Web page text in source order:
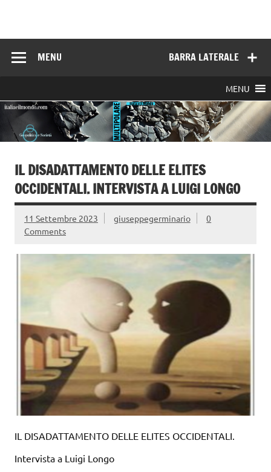
BARRA LATERALE
MENU
MENU
IL DISADATTAMENTO DELLE ELITES
OCCIDENTALI. INTERVISTA A LUIGI LONGO
11 Settembre 2023 giuseppegerminario
0
Comments
IL DISADATTAMENTO DELLE ELITES OCCIDENTALI.
Intervista a Luigi Longo